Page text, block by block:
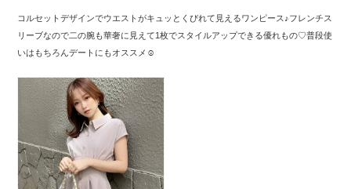
コルセットデザインでウエストがキュッとくびれて見えるワンピース♪フレンチス
リーブなので二の腕も華奢に見えて1枚でスタイルアップできる優れもの♡普段使
いはもちろんデートにもオススメ☺︎